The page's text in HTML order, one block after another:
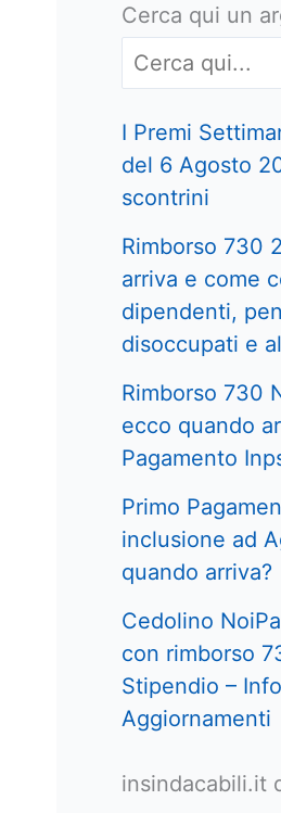
Cerca qui un
I Premi
del 6 Agosto
scontrini
Rimborso 730
arriva e come
dipendenti,
disoccupati e
Rimborso 730
ecco quando
Pagamento
Primo
inclusione ad
quando arriva?
Cedolino
con rimborso
Stipendio –
Aggiornamenti
insindacabili.it